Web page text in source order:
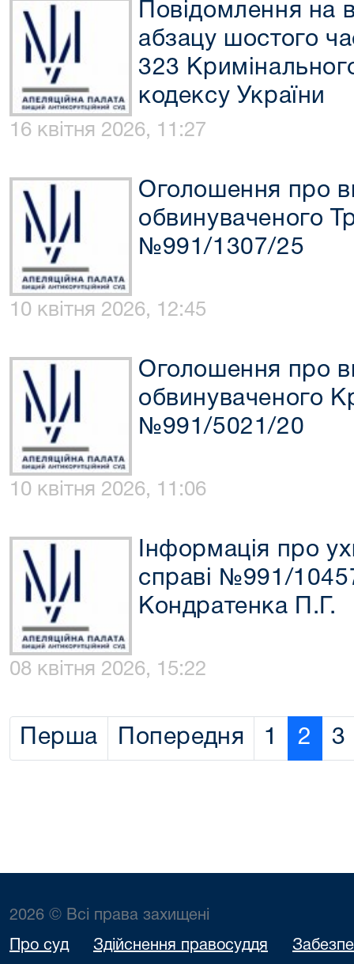
Повідомлення на
абзацу шостого
323
кодексу України
16 квітня 2026, 11:27
Оголошення про
обвинуваченого
№991/1307/25
10 квітня 2026, 12:45
Оголошення про
обвинуваченого
№991/5021/20
10 квітня 2026, 11:06
Інформація про
справі №991/
Кондратенка П.Г.
08 квітня 2026, 15:22
Перша Попередня 1 2 3
2026 © Всі права захищені
Про суд Здійснення правосуддя